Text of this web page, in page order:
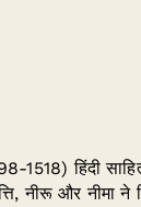
हिंदी
नीरू और नीमा ने